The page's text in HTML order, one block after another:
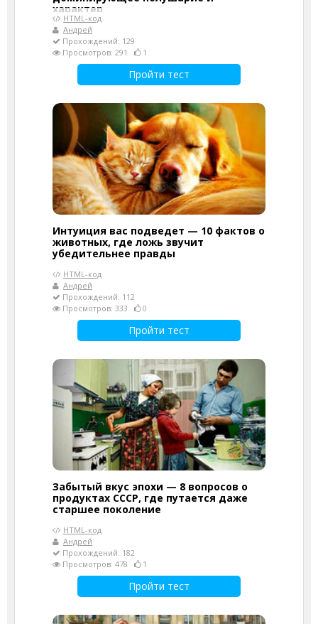
характер
HTML-код
Андрей
Прохождений: 129
Просмотров: 291
1
Пройти тест
Интуиция вас подведет — 10 фактов о
животных, где ложь звучит
убедительнее правды
HTML-код
Андрей
Прохождений: 112
Просмотров: 333
0
Пройти тест
Забытый вкус эпохи — 8 вопросов о
продуктах СССР, где путается даже
старшее поколение
HTML-код
Андрей
Прохождений: 182
Просмотров: 478
1
Пройти тест